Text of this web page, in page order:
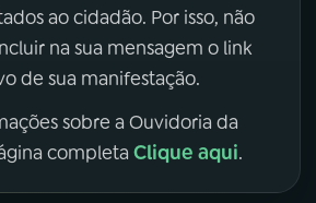
ao cidadão. Por isso, não
na sua mensagem o link
de sua manifestação.
sobre a Ouvidoria da
completa Clique aqui.